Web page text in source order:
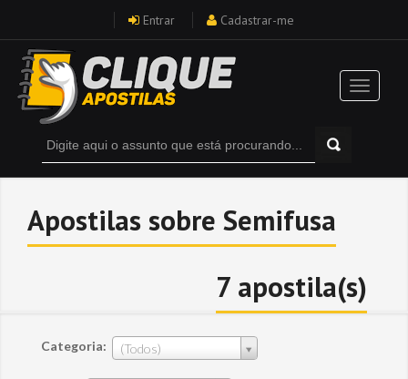
Entrar Cadastrar-me
Apostilas sobre Semifusa
7 apostila(s)
Categoria: (Todos)